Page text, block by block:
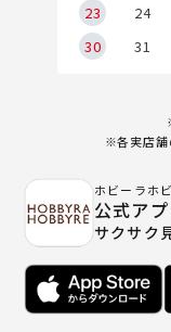
23
24
30
31
※各実店舗
ホビーラホ
公式ア
サクサク